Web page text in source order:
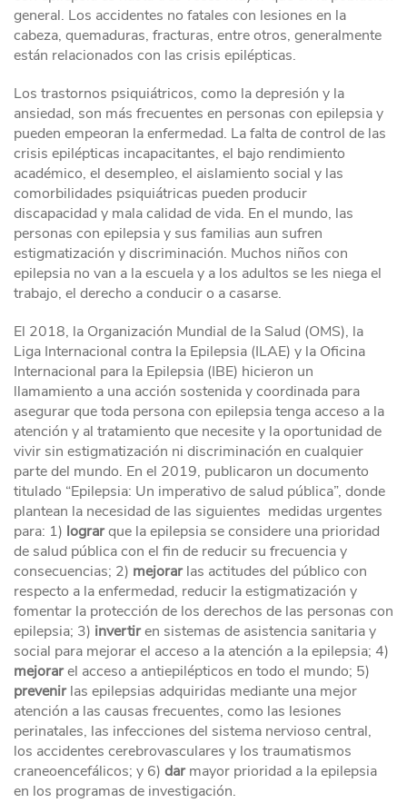
general. Los accidentes no fatales con lesiones en la
cabeza, quemaduras, fracturas, entre otros, generalmente
están relacionados con las crisis epilépticas.
Los trastornos psiquiátricos, como la depresión y la
ansiedad, son más frecuentes en personas con epilepsia y
pueden empeoran la enfermedad. La falta de control de las
crisis epilépticas incapacitantes, el bajo rendimiento
académico, el desempleo, el aislamiento social y las
comorbilidades psiquiátricas pueden producir
discapacidad y mala calidad de vida. En el mundo, las
personas con epilepsia y sus familias aun sufren
estigmatización y discriminación. Muchos niños con
epilepsia no van a la escuela y a los adultos se les niega el
trabajo, el derecho a conducir o a casarse.
El 2018, la Organización Mundial de la Salud (OMS), la
Liga Internacional contra la Epilepsia (ILAE) y la Oficina
Internacional para la Epilepsia (IBE) hicieron un
llamamiento a una acción sostenida y coordinada para
asegurar que toda persona con epilepsia tenga acceso a la
atención y al tratamiento que necesite y la oportunidad de
vivir sin estigmatización ni discriminación en cualquier
parte del mundo. En el 2019, publicaron un documento
titulado “Epilepsia: Un imperativo de salud pública”, donde
plantean la necesidad de las siguientes medidas urgentes
para: 1) lograrque la epilepsia se considere una prioridad
de salud pública con el fin de reducir su frecuencia y
consecuencias; 2) mejorarlas actitudes del público con
respecto a la enfermedad, reducir la estigmatización y
fomentar la protección de los derechos de las personas con
epilepsia; 3) invertiren sistemas de asistencia sanitaria y
social para mejorar el acceso a la atención a la epilepsia; 4)
mejorarel acceso a antiepilépticos en todo el mundo; 5)
prevenirlas epilepsias adquiridas mediante una mejor
atención a las causas frecuentes, como las lesiones
perinatales, las infecciones del sistema nervioso central,
los accidentes cerebrovasculares y los traumatismos
craneoencefálicos; y 6) darmayor prioridad a la epilepsia
en los programas de investigación.